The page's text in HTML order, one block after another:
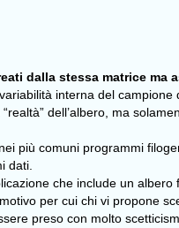
dalla stessa matrice ma
interna del
dell’albero, ma
più comuni programmi
dati.
che include un
per cui chi vi propone
preso con molto